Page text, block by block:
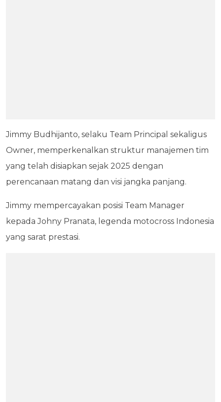
Jimmy Budhijanto, selaku Team Principal sekaligus
Owner, memperkenalkan struktur manajemen tim
yang telah disiapkan sejak 2025 dengan
perencanaan matang dan visi jangka panjang.
Jimmy mempercayakan posisi Team Manager
kepada Johny Pranata, legenda motocross Indonesia
yang sarat prestasi.